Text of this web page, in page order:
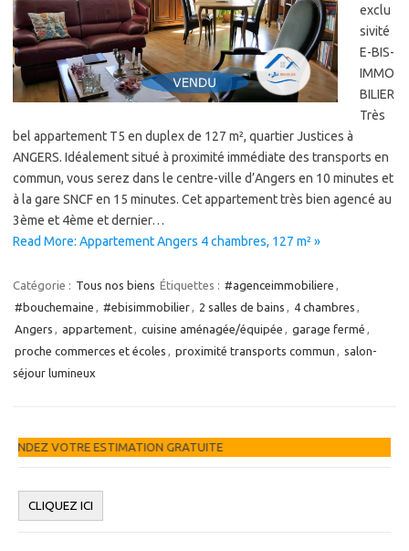
exclu
sivité
E-BIS-
IMMO
BILIER
Très
bel appartement T5 en duplex de 127 m², quartier Justices à
ANGERS. Idéalement situé à proximité immédiate des transports en
commun, vous serez dans le centre-ville d’Angers en 10 minutes et
à la gare SNCF en 15 minutes. Cet appartement très bien agencé au
3ème et 4ème et dernier…
Read More: Appartement Angers 4 chambres, 127 m² »
Catégorie : Tous nos biens Étiquettes : #agenceimmobiliere ,
#bouchemaine , #ebisimmobilier, 2 salles de bains , 4 chambres ,
Angers , appartement, cuisine aménagée/équipée , garage fermé ,
proche commerces et écoles , proximité transports commun , salon-
séjour lumineux
GRATUITE